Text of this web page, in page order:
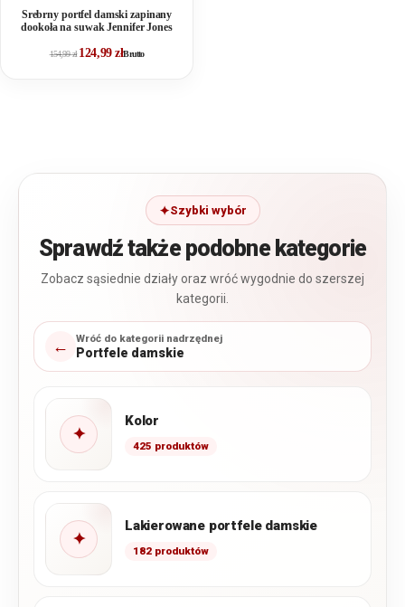
Srebrny portfel damski zapinany
dookoła na suwak Jennifer Jones
154,99zł 124,99złBrutto
Szybki wybór
Sprawdź także podobne kategorie
Zobacz sąsiednie działy oraz wróć wygodnie do szerszej
kategorii.
← Wróć do kategorii nadrzędnej
Portfele damskie
✦
Kolor
425 produktów
✦
Lakierowane portfele damskie
182 produktów